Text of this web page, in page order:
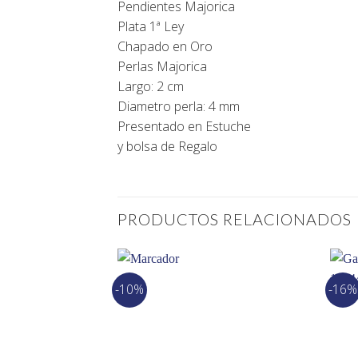
Pendientes Majorica
Plata 1ª Ley
Chapado en Oro
Perlas Majorica
Largo: 2 cm
Diametro perla: 4 mm
Presentado en Estuche
y bolsa de Regalo
PRODUCTOS RELACIONADOS
-10% -16%